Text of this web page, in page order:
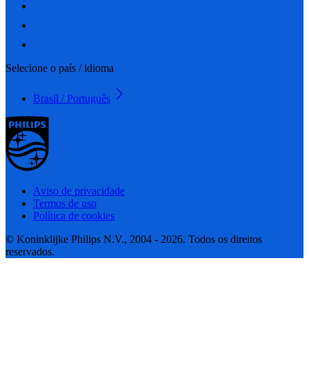
Selecione o país / idioma
Brasil / Português
Aviso de privacidade
Termos de uso
Política de cookies
© Koninklijke Philips N.V., 2004 - 2026. Todos os direitos
reservados.